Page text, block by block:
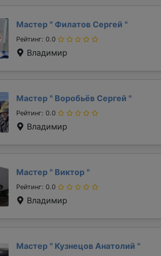
Мастер " Филатов Сергей "
Рейтинг: 0.0
Владимир
Мастер " Воробьёв Сергей "
Рейтинг: 0.0
Владимир
Мастер " Виктор "
Рейтинг: 0.0
Владимир
Мастер " Кузнецов Анатолий "